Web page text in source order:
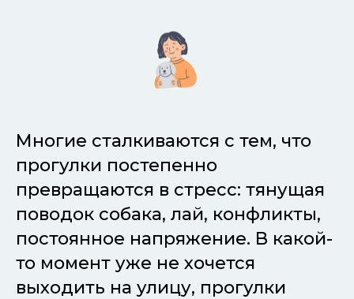
Многие сталкиваются с тем, что
прогулки постепенно
превращаются в стресс: тянущая
поводок собака, лай, конфликты,
постоянное напряжение. В какой-
то момент уже не хочется
выходить на улицу, прогулки